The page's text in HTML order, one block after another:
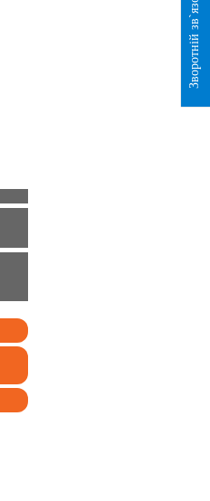
Зворотній зв`язок